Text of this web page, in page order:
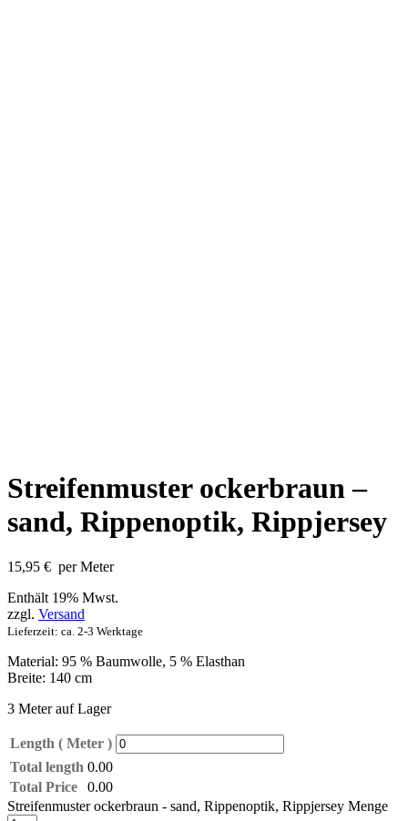
Streifenmuster ockerbraun –
sand, Rippenoptik, Rippjersey
15,95 € per Meter
Enthält 19% Mwst.
zzgl. Versand
Lieferzeit: ca. 2-3 Werktage
Material: 95 % Baumwolle, 5 % Elasthan
Breite: 140 cm
3 Meter auf Lager
Length ( Meter )
Total length 0.00
Total Price
0.00
Streifenmuster ockerbraun - sand, Rippenoptik, Rippjersey Menge